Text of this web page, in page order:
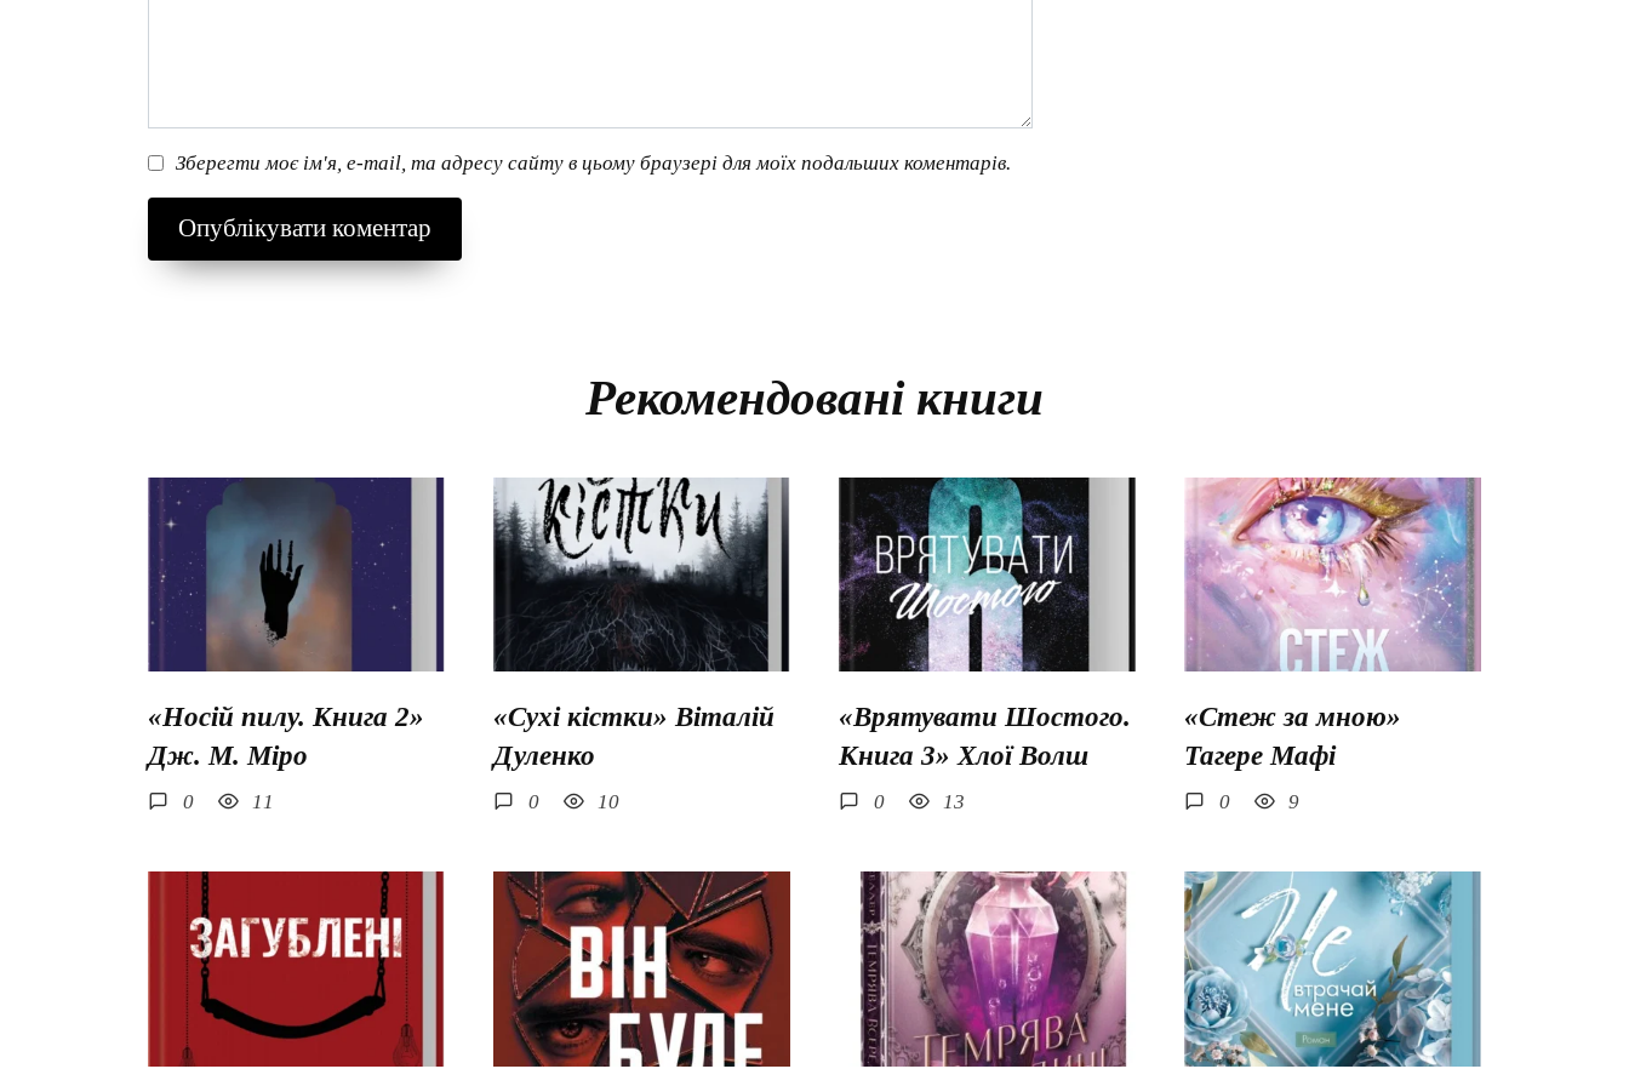
Зберегти моє ім'я, e-mail, та адресу сайту в цьому браузері для моїх подальших коментарів.
Рекомендовані книги
«Носій пилу. Книга 2»
Дж. М. Міро
0 11
«Сухі кістки» Віталій
Дуленко
0 10
«Врятувати Шостого.
Книга 3» Хлої Волш
0 13
«Стеж за мною»
Тагере Мафі
0 9